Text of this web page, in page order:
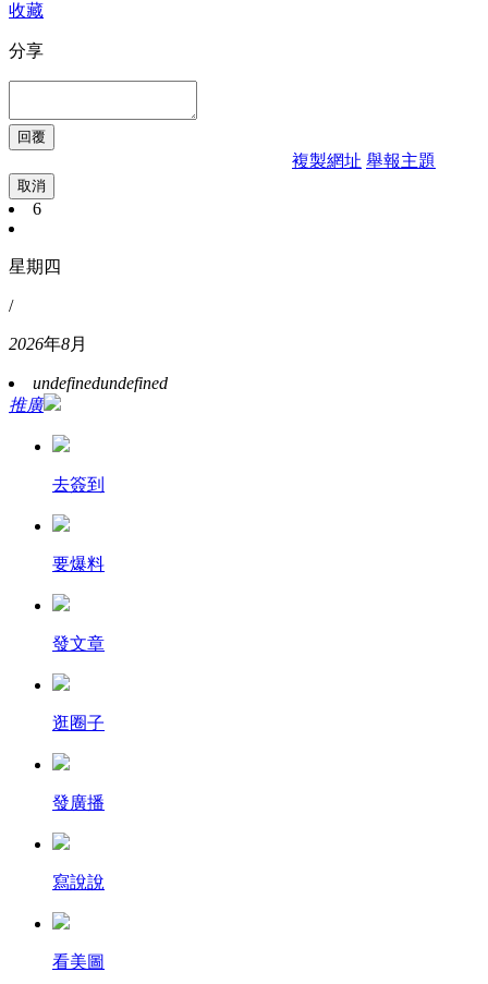
收藏
分享
複製網址 舉報主題
取消
6
星期四
/
2026年8月
undefinedundefined
推廣
去簽到
要爆料
發文章
逛圈子
發廣播
寫說說
看美圖